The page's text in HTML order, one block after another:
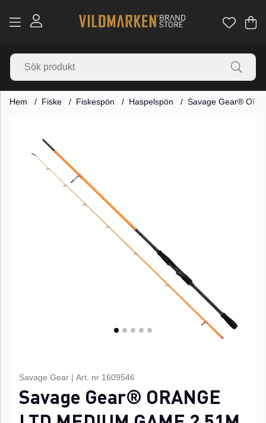
.
Hem Fiske Fiskespön Haspelspön Savage Gear®
Savage Gear | Art. nr 1609546
Savage Gear® ORANGE